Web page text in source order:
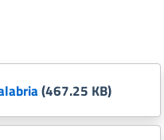
(467.25 KB)